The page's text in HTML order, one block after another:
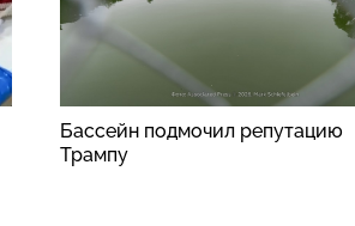
Бассейн подмочил репутацию
Трампу